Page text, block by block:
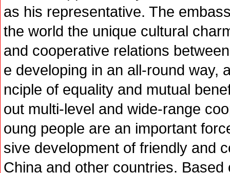
as his representative. The
the world the unique cultural
and cooperative relations
e developing in an all-round way,
nciple of equality and mutual
out multi-level and wide-range
oung people are an important
sive development of friendly and
China and other countries.